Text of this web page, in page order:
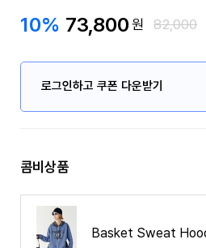
10% 73,800원 82,000
로그인하고 쿠폰 다운받기
콤비상품
Basket Sweat